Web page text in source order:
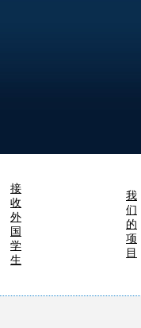
接
收
外
国
学
生
我
们
的
项
目